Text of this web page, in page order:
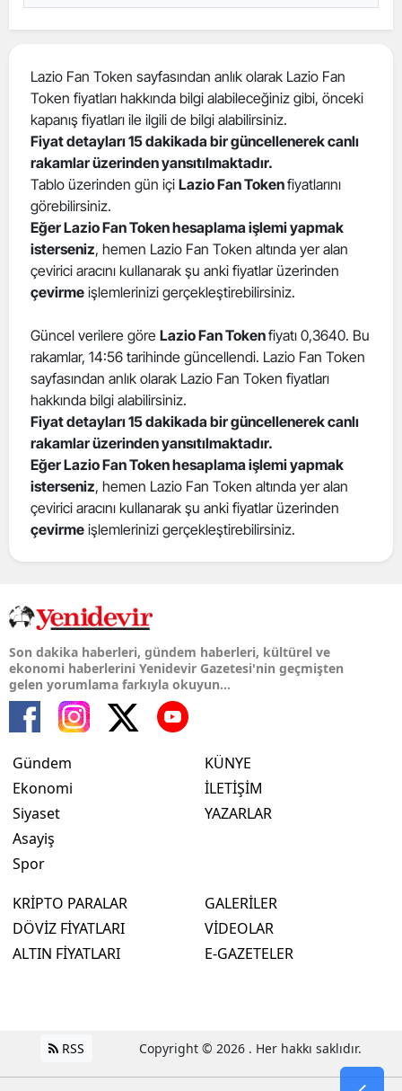
Lazio Fan Token sayfasından anlık olarak Lazio Fan
Token fiyatları hakkında bilgi alabileceğiniz gibi, önceki
kapanış fiyatları ile ilgili de bilgi alabilirsiniz.
Fiyat detayları 15 dakikada bir güncellenerek canlı
rakamlar üzerinden yansıtılmaktadır.
Tablo üzerinden gün içi Lazio Fan Tokenfiyatlarını
görebilirsiniz.
Eğer Lazio Fan Token hesaplama işlemi yapmak
isterseniz, hemen Lazio Fan Token altında yer alan
çevirici aracını kullanarak şu anki fiyatlar üzerinden
çevirme işlemlerinizi gerçekleştirebilirsiniz.
Güncel verilere göre Lazio Fan Tokenfiyatı 0,3640. Bu
rakamlar, 14:56 tarihinde güncellendi. Lazio Fan Token
sayfasından anlık olarak Lazio Fan Token fiyatları
hakkında bilgi alabilirsiniz.
Fiyat detayları 15 dakikada bir güncellenerek canlı
rakamlar üzerinden yansıtılmaktadır.
Eğer Lazio Fan Token hesaplama işlemi yapmak
isterseniz, hemen Lazio Fan Token altında yer alan
çevirici aracını kullanarak şu anki fiyatlar üzerinden
çevirme işlemlerinizi gerçekleştirebilirsiniz.
Son dakika haberleri, gündem haberleri, kültürel ve
ekonomi haberlerini Yenidevir Gazetesi'nin geçmişten
gelen yorumlama farkıyla okuyun...
Gündem
Ekonomi
Siyaset
Asayiş
Spor
KÜNYE
İLETİŞİM
YAZARLAR
KRİPTO PARALAR
DÖVİZ FİYATLARI
ALTIN FİYATLARI
GALERİLER
VİDEOLAR
E-GAZETELER
RSS Copyright © 2026 . Her hakkı saklıdır.